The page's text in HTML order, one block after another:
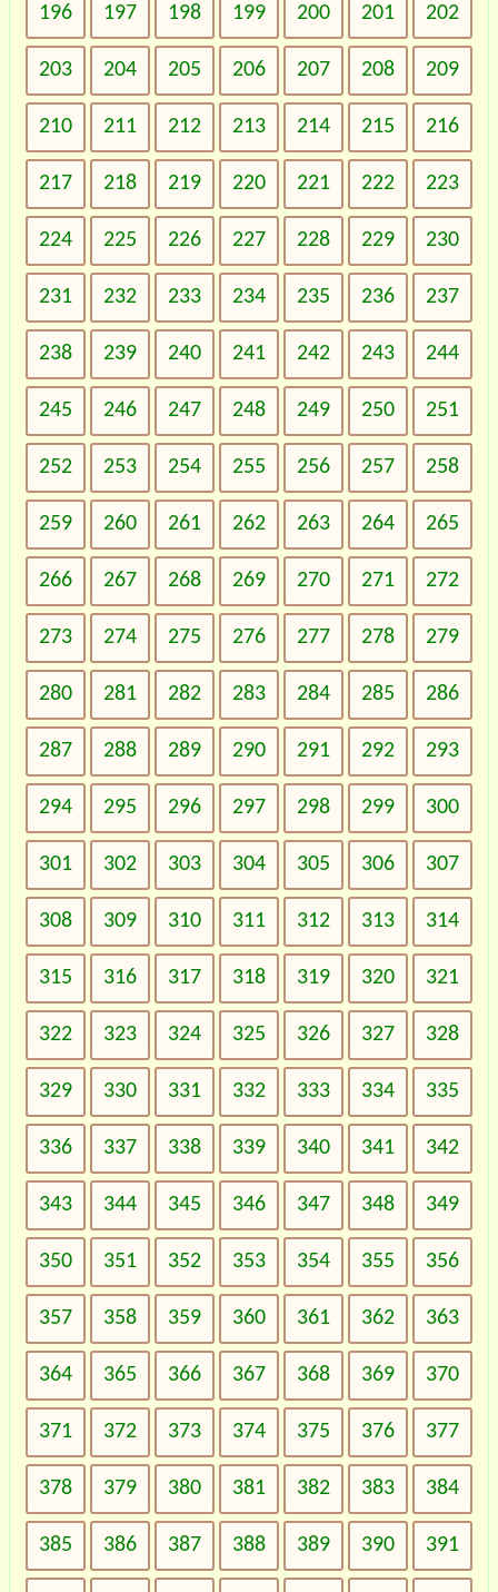
196 197 198 199 200 201 202
203 204 205 206 207 208 209
210 211 212 213 214 215 216
217 218 219 220 221 222 223
224 225 226 227 228 229 230
231 232 233 234 235 236 237
238 239 240 241 242 243 244
245 246 247 248 249 250 251
252 253 254 255 256 257 258
259 260 261 262 263 264 265
266 267 268 269 270 271 272
273 274 275 276 277 278 279
280 281 282 283 284 285 286
287 288 289 290 291 292 293
294 295 296 297 298 299 300
301 302 303 304 305 306 307
308 309 310 311 312 313 314
315 316 317 318 319 320 321
322 323 324 325 326 327 328
329 330 331 332 333 334 335
336 337 338 339 340 341 342
343 344 345 346 347 348 349
350 351 352 353 354 355 356
357 358 359 360 361 362 363
364 365 366 367 368 369 370
371 372 373 374 375 376 377
378 379 380 381 382 383 384
385 386 387 388 389 390 391